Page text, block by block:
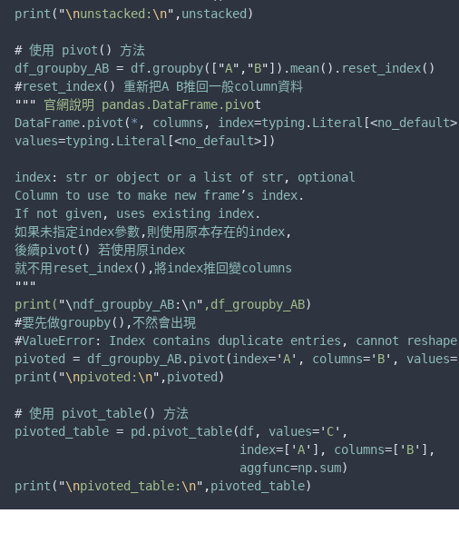
print ( "\nunstacked: \n" ,unstacked )
# 使用 pivot () 方法
df_groupby_AB = df. groupby([ "A" , "B"]).mean(). reset_index()
#reset_index() 重新把A B推回一般column資料
""" 官網說明 pandas.DataFrame.pivot
DataFrame. pivot (* , columns , index=typing . Literal [<no_default
values=typing . Literal [<no_default>])
index: str or object or a list of str,
optional
Column to use to make new frame’s index.
If not given, uses existing index.
如果未指定index參數,則使用原本存在的index,
後續pivot () 若使用原index
就不用reset_index() ,將index推回變columns
"""
print( "\ndf_groupby_AB:\n" ,df_groupby_AB)
#要先做groupby() ,不然會出現
#ValueError: Index contains duplicate entries , cannot
reshape
pivoted
= df_groupby_AB. pivot (index='A' , columns=' B' , values=
print ( "\npivoted: \n" ,pivoted )
# 使用 pivot_table() 方法
pivoted_table = pd . pivot_table(df, values=' C' ,
index=[ 'A' ] , columns=[ ' B' ] ,
aggfunc=np. sum)
print ( "\npivoted_table: \n" ,pivoted_table)